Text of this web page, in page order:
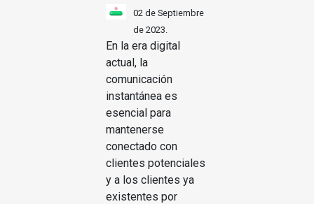
02 de Septiembre
de 2023.
En la era digital
actual, la
comunicación
instantánea es
esencial para
mantenerse
conectado con
clientes potenciales
y a los clientes ya
existentes por